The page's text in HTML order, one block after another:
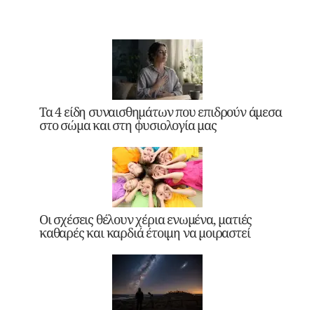
Τα 4 είδη συναισθημάτων που επιδρούν άμεσα
στο σώμα και στη φυσιολογία μας
Οι σχέσεις θέλουν χέρια ενωμένα, ματιές
καθαρές και καρδιά έτοιμη να μοιραστεί